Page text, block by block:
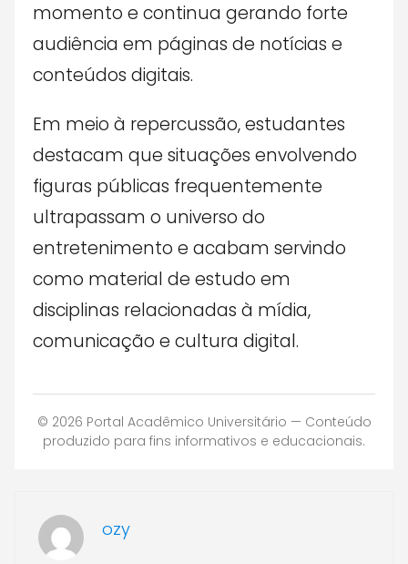
momento e continua gerando forte
audiência em páginas de notícias e
conteúdos digitais.
Em meio à repercussão, estudantes
destacam que situações envolvendo
figuras públicas frequentemente
ultrapassam o universo do
entretenimento e acabam servindo
como material de estudo em
disciplinas relacionadas à mídia,
comunicação e cultura digital.
© 2026 Portal Acadêmico Universitário — Conteúdo
produzido para fins informativos e educacionais.
ozy